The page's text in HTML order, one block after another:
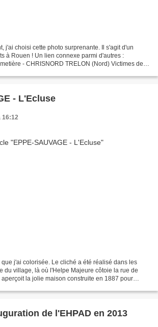
j'ai choisi cette photo surprenante. Il s'agit d'un
à Rouen ! Un lien connexe parmi d'autres :
- CHRISNORD TRELON (Nord) Victimes de
- L'Ecluse
16:12
j'ai colorisée. Le cliché a été réalisé dans les
du village, là où l'Helpe Majeure côtoie la rue de
la jolie maison construite en 1887 pour
de l'EHPAD en 2013